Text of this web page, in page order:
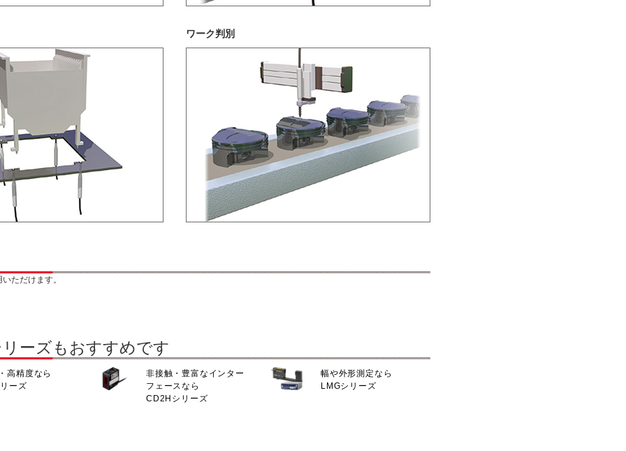
ワーク判別
ただけます。
ーズもおすすめです
高精度なら
ーズ
非接触・豊富なインター
フェースなら
CD2Hシリーズ
幅や外形測定なら
LMGシリーズ